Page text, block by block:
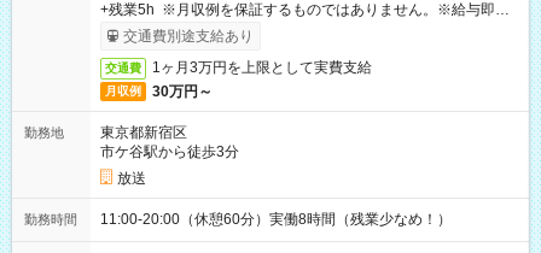
+残業5h ※月収例を保証するものではありません。※給与即受
取りサービス利用可（利用条件有）
交通費別途支給あり
交通費 1ヶ月3万円を上限として実費支給
月収例 30万円～
勤務地
東京都新宿区
市ケ谷駅から徒歩3分
放送
勤務時間 11:00-20:00（休憩60分）実働8時間（残業少なめ！）